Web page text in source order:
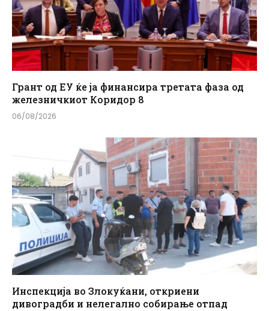
Грант од ЕУ ќе ја финансира третата фаза од
железничкиот Коридор 8
06/08/2026
Инспекција во Злокуќани, откриени
дивоградби и нелегално собирање отпад